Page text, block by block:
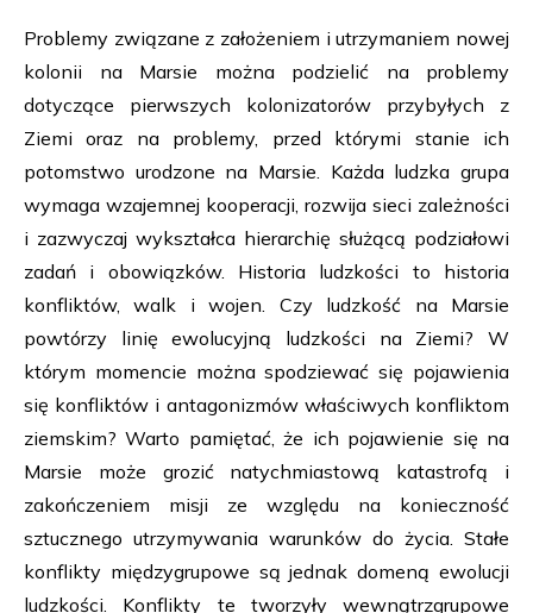
Problemy związane z założeniem i utrzymaniem nowej
kolonii na Marsie można podzielić na problemy
dotyczące pierwszych kolonizatorów przybyłych z
Ziemi oraz na problemy, przed którymi stanie ich
potomstwo urodzone na Marsie. Każda ludzka grupa
wymaga wzajemnej kooperacji, rozwija sieci zależności
i zazwyczaj wykształca hierarchię służącą podziałowi
zadań i obowiązków. Historia ludzkości to historia
konfliktów, walk i wojen. Czy ludzkość na Marsie
powtórzy linię ewolucyjną ludzkości na Ziemi? W
którym momencie można spodziewać się pojawienia
się konfliktów i antagonizmów właściwych konfliktom
ziemskim? Warto pamiętać, że ich pojawienie się na
Marsie może grozić natychmiastową katastrofą i
zakończeniem misji ze względu na konieczność
sztucznego utrzymywania warunków do życia. Stałe
konflikty międzygrupowe są jednak domeną ewolucji
ludzkości. Konflikty te tworzyły wewnątrzgrupowe